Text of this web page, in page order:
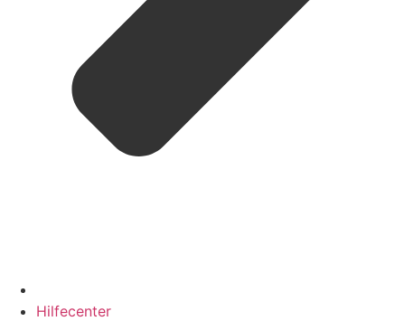
Hilfecenter